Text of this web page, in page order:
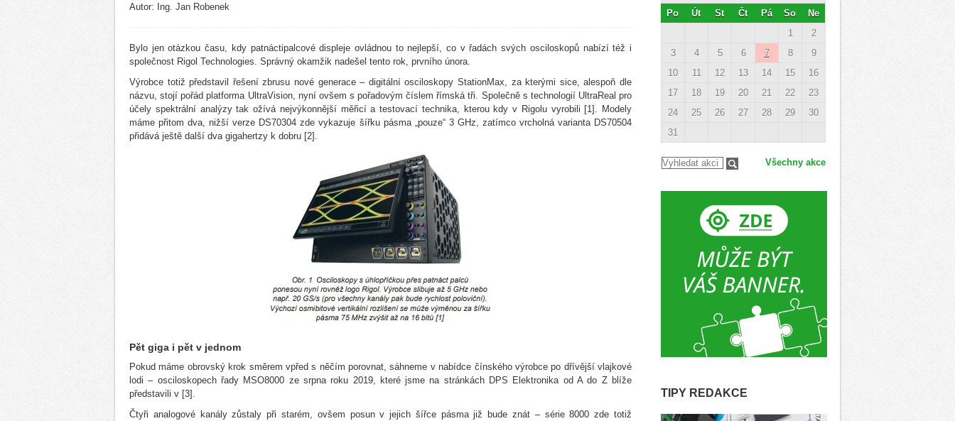
Autor: Ing. Jan Robenek
Bylo jen otázkou času, kdy patnáctipalcové displeje ovládnou to nejlepší, co v řadách svých osciloskopů nabízí též i
společnost Rigol Technologies. Správný okamžik nadešel tento rok, prvního února.
Výrobce totiž představil řešení zbrusu nové generace – digitální osciloskopy StationMax, za kterými sice, alespoň dle
názvu, stojí pořád platforma UltraVision, nyní ovšem s pořadovým číslem římská tři. Společně s technologií UltraReal pro
účely spektrální analýzy tak ožívá nejvýkonnější měřicí a testovací technika, kterou kdy v Rigolu vyrobili [1]. Modely
máme přitom dva, nižší verze DS70304 zde vykazuje šířku pásma „pouze“ 3 GHz, zatímco vrcholná varianta DS70504
přidává ještě další dva gigahertzy k dobru [2].
Pět giga i pět v jednom
Pokud máme obrovský krok směrem vpřed s něčím porovnat, sáhneme v nabídce čínského výrobce po dřívější vlajkové
lodi – osciloskopech řady MSO8000 ze srpna roku 2019, které jsme na stránkách DPS Elektronika od A do Z blíže
představili v [3].
Čtyři analogové kanály zůstaly při starém, ovšem posun v jejich šířce pásma již bude znát – série 8000 zde totiž
Po Út St Čt Pá So
Ne
1
2
3
4 5 6 7 8
9
10
11 12 13 14 15
16
17
18 19 20 21 22
23
24
25 26 27 28 29
30
31
Všechny akce
TIPY REDAKCE